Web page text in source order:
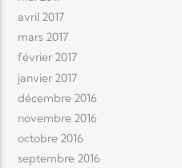
avril 2017
mars 2017
février 2017
janvier 2017
décembre 2016
novembre 2016
octobre 2016
septembre 2016